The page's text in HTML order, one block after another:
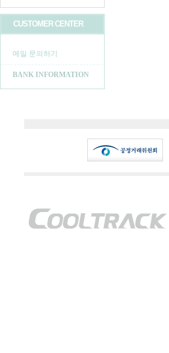
CUSTOMER CENTER
메일 문의하기
BANK INFORMATION